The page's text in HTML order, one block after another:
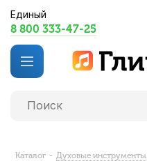
Единый
8 800 333-47-25
Каталог - Духовые инструменты